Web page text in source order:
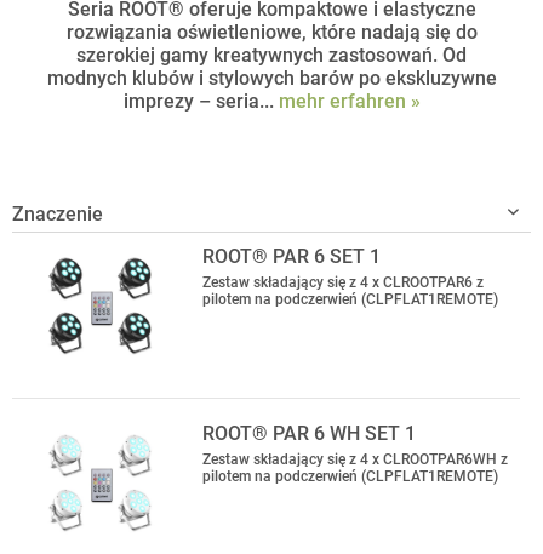
Seria ROOT® oferuje kompaktowe i elastyczne
rozwiązania oświetleniowe, które nadają się do
szerokiej gamy kreatywnych zastosowań. Od
modnych klubów i stylowych barów po ekskluzywne
imprezy – seria... mehr erfahren »
ROOT® PAR 6 SET 1
Zestaw składający się z 4 x CLROOTPAR6 z
pilotem na podczerwień (CLPFLAT1REMOTE)
ROOT® PAR 6 WH SET 1
Zestaw składający się z 4 x CLROOTPAR6WH z
pilotem na podczerwień (CLPFLAT1REMOTE)